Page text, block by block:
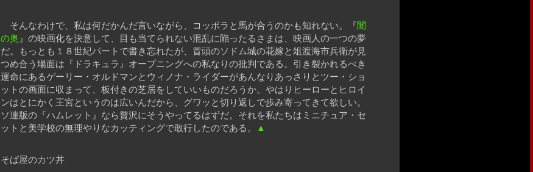
そんなわけで、私は何だかんだ言いながら、コッポラと馬が合うのかも知れない。『闇
の奥』の映画化を決意して、目も当てられない混乱に陥ったるさまは、映画人の一つの夢
だ。もっとも１８世紀パートで書き忘れたが、冒頭のソドム城の花嫁と俎渡海市兵衛が見
つめ合う場面は『ドラキュラ』オープニングへの私なりの批判である。引き裂かれるべき
運命にあるゲーリー・オルドマンとウィノナ・ライダーがあんなりあっさりとツー・ショ
ットの画面に収まって、板付きの芝居をしていいものだろうか。やはりヒーローとヒロイ
ンはとにかく王宮というのは広いんだから、グワッと切り返しで歩み寄ってきて欲しい。
ソ連版の『ハムレット』なら贅沢にそうやってるはずだ。それを私たちはミニチュア・セ
ットと美学校の無理やりなカッティングで敢行したのである。
▲
そば屋のカツ丼